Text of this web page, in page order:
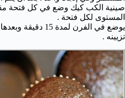
صينية الكب كيك وضع في كل فتحة
المستوى لكل فتحة .
يوضع في الفرن لمدة 15
تزيينه .